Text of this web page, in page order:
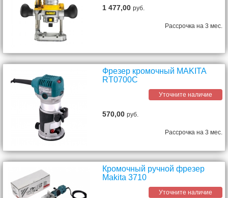
1 477,00руб.
Рассрочка на 3 мес.
Фрезер кромочный MAKITA
RT0700C
Уточните наличие
570,00руб.
Рассрочка на 3 мес.
Кромочный ручной фрезер
Makita 3710
Уточните наличие